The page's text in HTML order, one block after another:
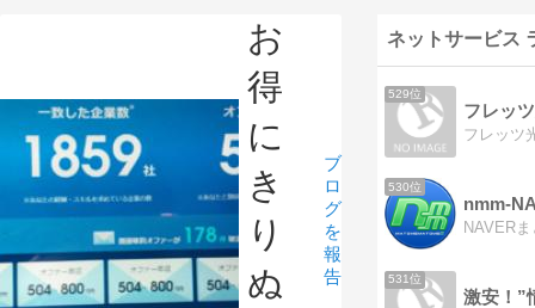
お
得
に
き
り
ぬ
ブ
ロ
グ
を
報
告
ネットサービス
529位
フレッツ
530位
nmm-
531位
激安！”